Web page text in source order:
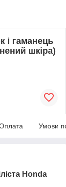
і гаманець
шкіра)
Умови
Honda